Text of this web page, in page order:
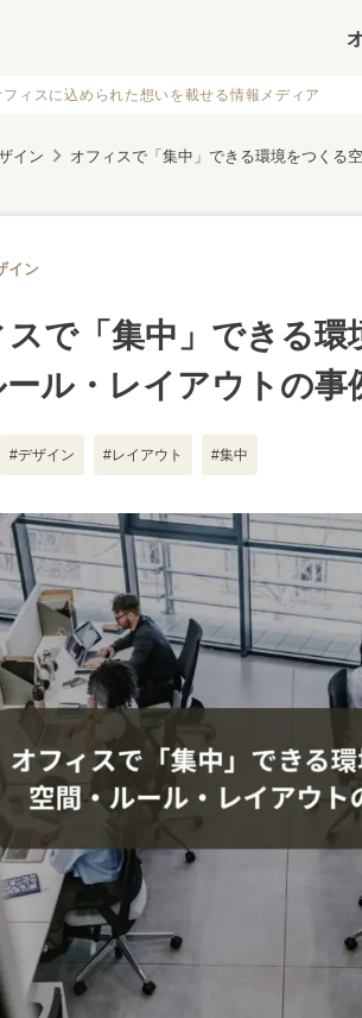
フィスに込められた想いを載せる情報メディア
イン
イン
スで「集中」できる環
ール・レイアウトの事
#デザイン #レイアウト #集中